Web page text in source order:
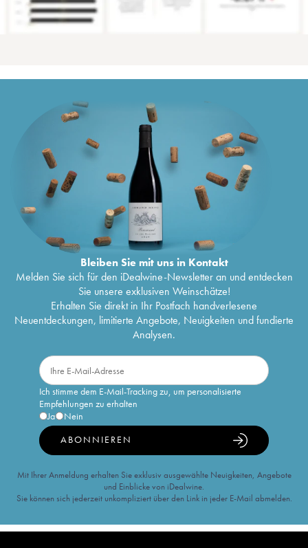
Bleiben Sie mit uns in Kontakt
Melden Sie sich für den iDealwine-Newsletter an und entdecken
Sie unsere exklusiven Weinschätze!
Erhalten Sie direkt in Ihr Postfach handverlesene
Neuentdeckungen, limitierte Angebote, Neuigkeiten und fundierte
Analysen.
Ich stimme dem E-Mail-Tracking zu, um personalisierte
Empfehlungen zu erhalten
Ja
Nein
ABONNIEREN
Mit Ihrer Anmeldung erhalten Sie exklusiv ausgewählte Neuigkeiten, Angebote
und Einblicke von iDealwine.
Sie können sich jederzeit unkompliziert über den Link in jeder E-Mail abmelden.